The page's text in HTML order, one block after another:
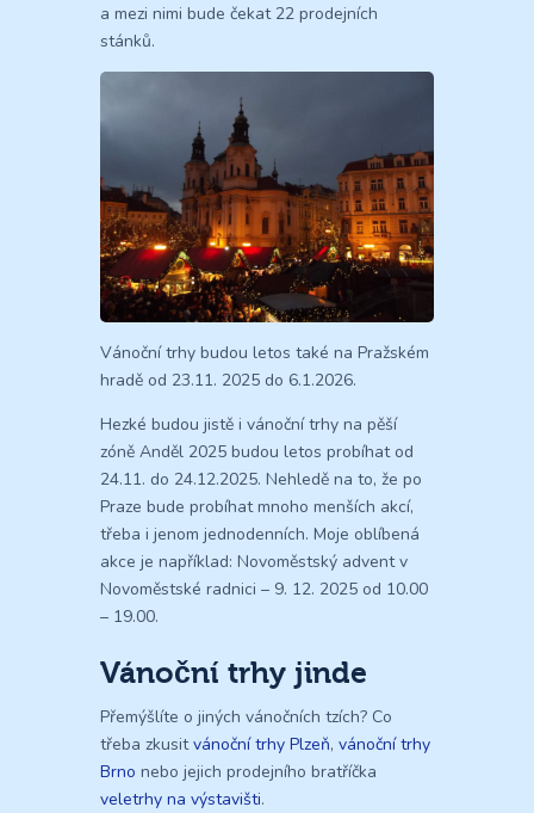
a mezi nimi bude čekat 22 prodejních
stánků.
Vánoční trhy budou letos také na Pražském
hradě od 23.11. 2025 do 6.1.2026.
Hezké budou jistě i vánoční trhy na pěší
zóně Anděl 2025 budou letos probíhat od
24.11. do 24.12.2025. Nehledě na to, že po
Praze bude probíhat mnoho menších akcí,
třeba i jenom jednodenních. Moje oblíbená
akce je například: Novoměstský advent v
Novoměstské radnici – 9. 12. 2025 od 10.00
– 19.00.
Vánoční trhy jinde
Přemýšlíte o jiných vánočních tzích? Co
třeba zkusitvánoční trhy Plzeň, vánoční trhy
Brno nebo jejich prodejního bratříčka
veletrhy na výstavišti.